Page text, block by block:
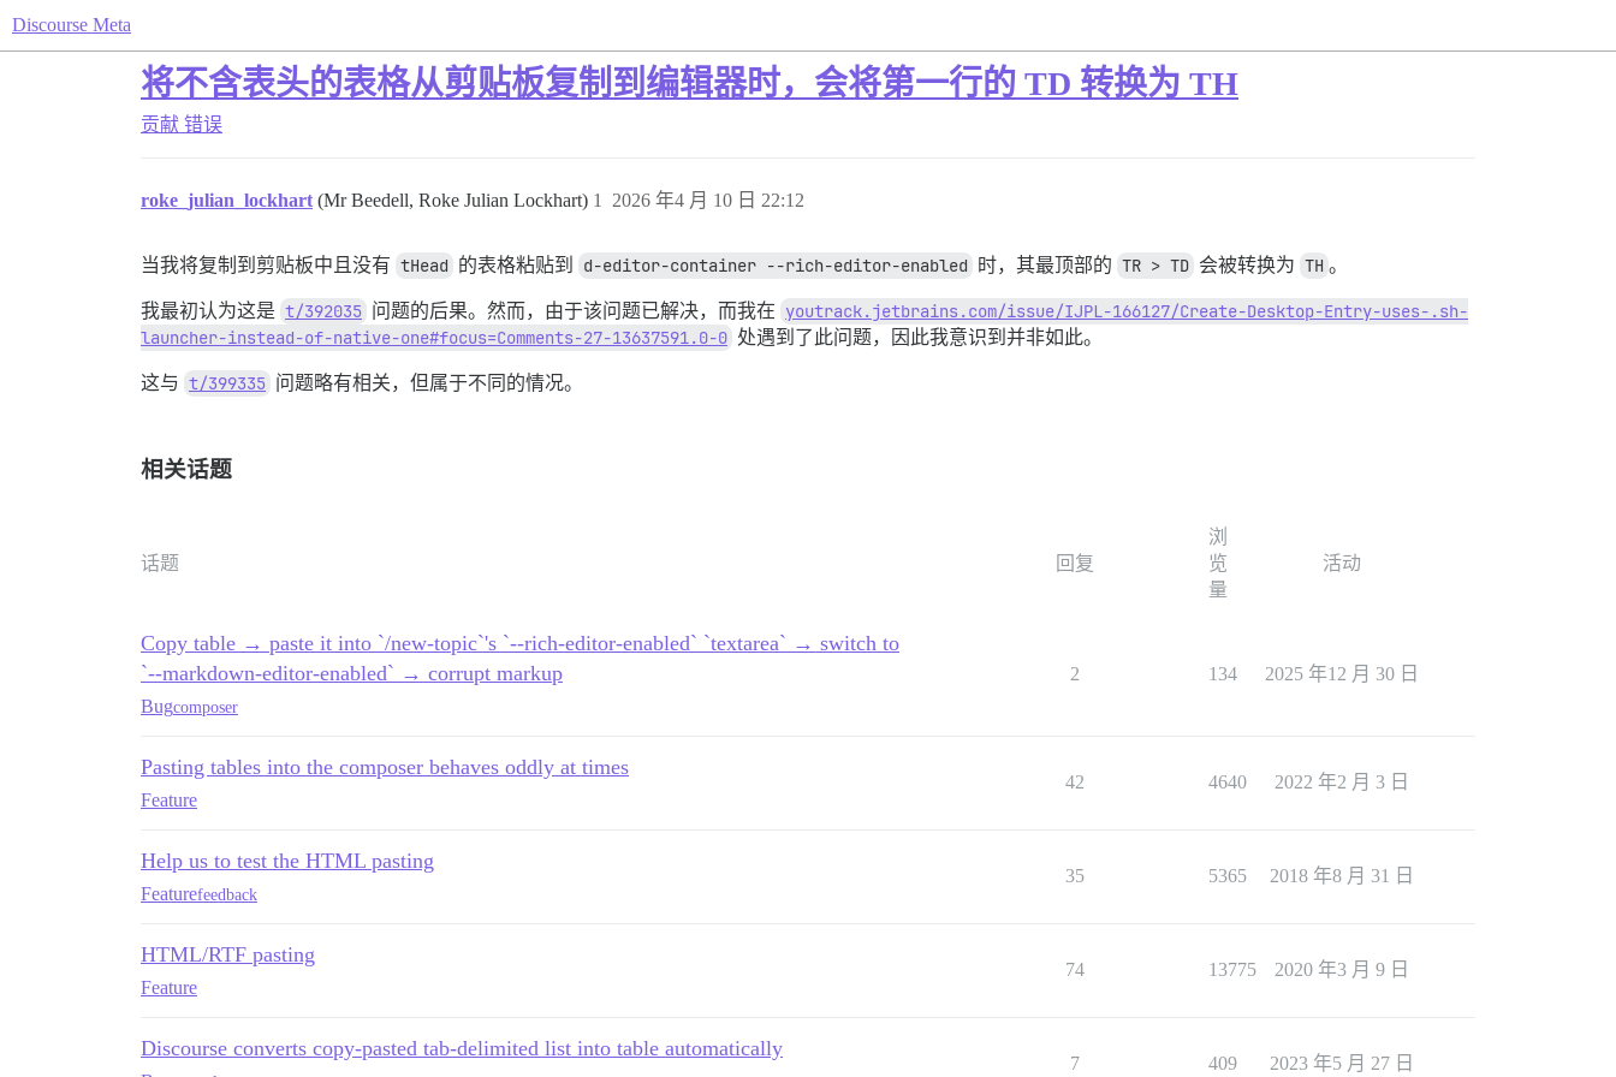
Discourse Meta
将不含表头的表格从剪贴板复制到编辑器时，会将第一行的 TD 转换为 TH
贡献 错误
roke_julian_lockhart (Mr Beedell, Roke Julian Lockhart) 2026 年4 月 10 日 22:12
1
当我将复制到剪贴板中且没有 tHead 的表格粘贴到 d-editor-container --rich-editor-enabled 时，其最顶部的 TR > TD 会被转换为 TH 。
我最初认为这是 t/392035 问题的后果。然而，由于该问题已解决，而我在 youtrack.jetbrains.com/issue/IJPL-166127/Create-Desktop-Entry-uses-.sh-
launcher-instead-of-native-one#focus=Comments-27-13637591.0-0 处遇到了此问题，因此我意识到并非如此。
这与 t/399335 问题略有相关，但属于不同的情况。
相关话题
话题 回复
浏
览
量
活动
Copy table → paste it into `/new-topic`'s `--rich-editor-enabled` `textarea` → switch to
`--markdown-editor-enabled` → corrupt markup
Bugcomposer
2 134 2025 年12 月 30 日
Pasting tables into the composer behaves oddly at times
Feature
42 4640 2022 年2 月 3 日
Help us to test the HTML pasting
Featurefeedback
35 5365 2018 年8 月 31 日
HTML/RTF pasting
Feature
74 13775 2020 年3 月 9 日
Discourse converts copy-pasted tab-delimited list into table automatically
7 409 2023 年5 月 27 日